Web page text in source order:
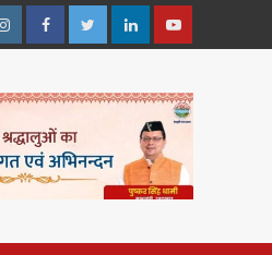
InstagramFacebookTwitterLinkedinYoutube